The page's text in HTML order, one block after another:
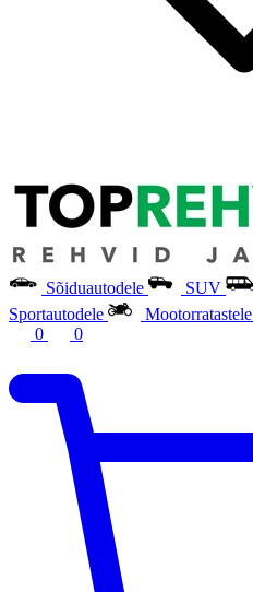
Sõiduautodele SUV
Sportautodele
Mootorratastele
0
0